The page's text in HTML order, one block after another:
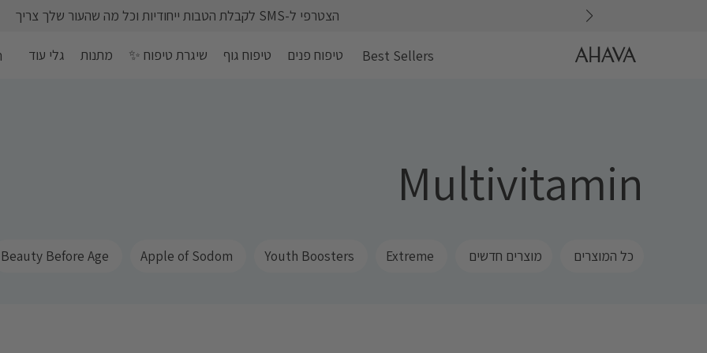
הצטרפי ל-SMS לקבלת הטבות ייחודיות וכל מה שהעור שלך צריך
Best Sellers טיפוח פנים טיפוח גוף שיגרת טיפוח ✨ מתנות גלי עוד
Multivitamin
כל המוצרים ‎ מוצרים חדשים ‎ Extreme ‎
Youth Boosters ‎
Apple of Sodom ‎
Beauty Before Age ‎